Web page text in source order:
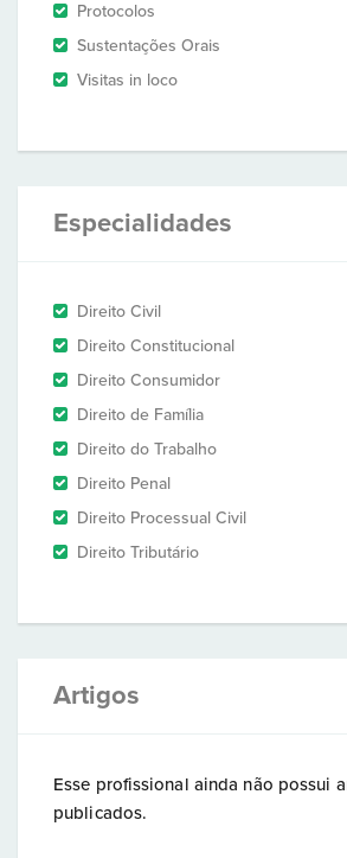
Protocolos
Sustentações Orais
Visitas in loco
Especialidades
Direito Civil
Direito Constitucional
Direito Consumidor
Direito de Família
Direito do Trabalho
Direito Penal
Direito Processual Civil
Direito Tributário
Artigos
Esse profissional ainda não possui
publicados.